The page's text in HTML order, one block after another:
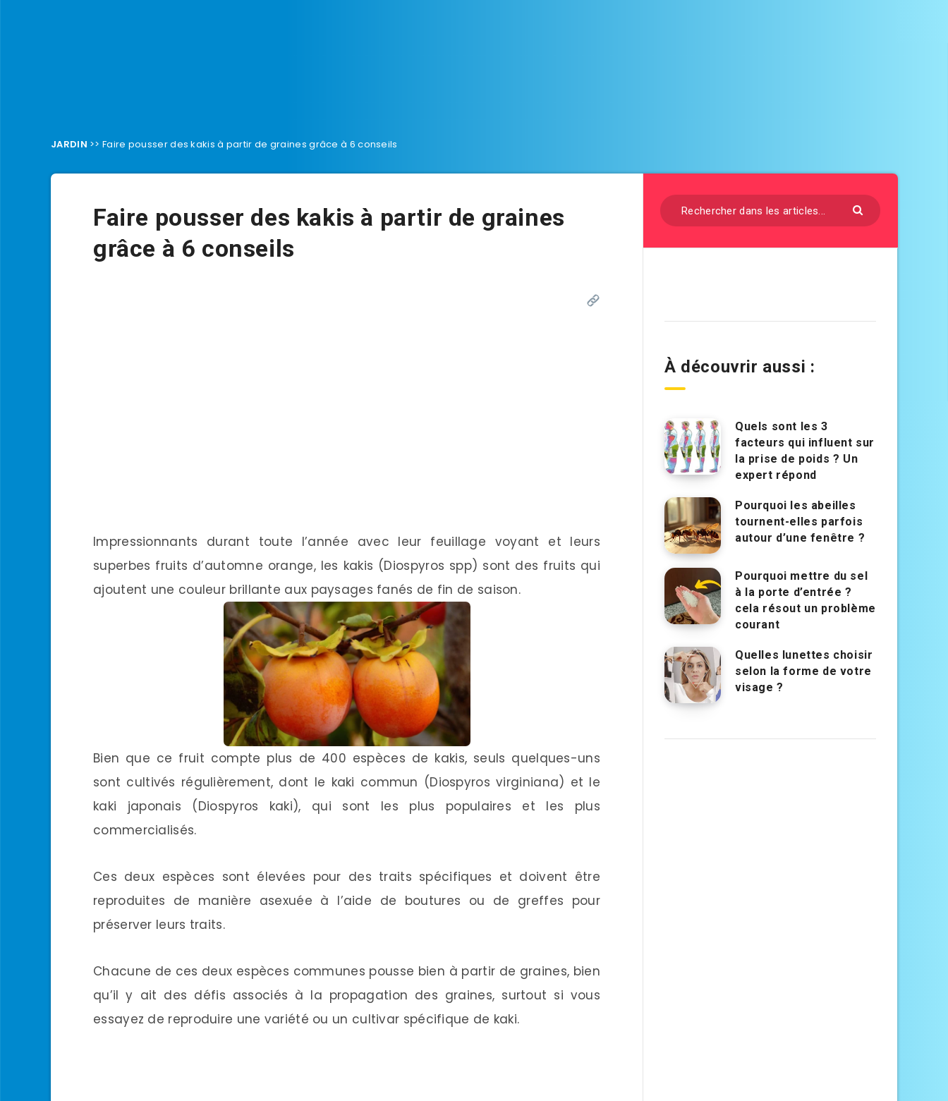
JARDIN >>Faire pousser des kakis à partir de graines grâce à 6 conseils
Faire pousser des kakis à partir de graines
grâce à 6 conseils
Impressionnants durant toute l’année avec leur feuillage voyant et leurs
superbes fruits d’automne orange, les kakis (Diospyros spp) sont des fruits qui
ajoutent une couleur brillante aux paysages fanés de fin de saison.
Bien que ce fruit compte plus de 400 espèces de kakis, seuls quelques-uns
sont cultivés régulièrement, dont le kaki commun (Diospyros virginiana) et le
kaki japonais (Diospyros kaki), qui sont les plus populaires et les plus
commercialisés.
Ces deux espèces sont élevées pour des traits spécifiques et doivent être
reproduites de manière asexuée à l’aide de boutures ou de greffes pour
préserver leurs traits.
Chacune de ces deux espèces communes pousse bien à partir de graines, bien
qu’il y ait des défis associés à la propagation des graines, surtout si vous
essayez de reproduire une variété ou un cultivar spécifique de kaki.
À découvrir aussi :
Quels sont les 3
facteurs qui influent sur
la prise de poids ? Un
expert répond
Pourquoi les abeilles
tournent-elles parfois
autour d’une fenêtre ?
Pourquoi mettre du sel
à la porte d’entrée ?
cela résout un problème
courant
Quelles lunettes choisir
selon la forme de votre
visage ?